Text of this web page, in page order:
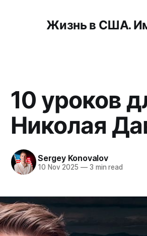
Жизнь в США.
10 уроков
Николая
Sergey Konovalov
10 Nov 2025 —3 min read